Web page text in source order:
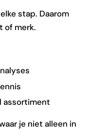
stap. Daarom
of merk.
assortiment
je niet alleen in